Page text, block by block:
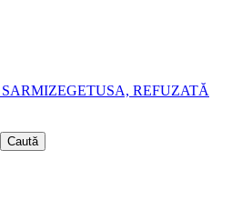
REFUZATĂ
Caută